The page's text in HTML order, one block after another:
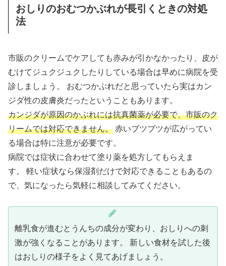
おしりのおむつかぶれが長引くときの対処
法
市販のクリームでケアしても赤みが引かなかったり、皮が
むけてジュクジュクしたりしている場合は早めに病院を受
診しましょう。 おむつかぶれだと思っていたら実はカン
ジダ性の皮膚炎だったということもあります。
カンジダが原因のかぶれには抗真菌薬が必要で、市販のク
リームでは対応できません。赤いブツブツが広がってい
る場合は特に注意が必要です。
病院では症状に合わせて塗り薬を処方してもらえま
す。 軽い症状なら保湿剤だけで対応できることもあるの
で、気になったら気軽に相談してみてください。
離乳食が進むとうんちの成分が変わり、おしりへの刺
激が強くなることがあります。 新しい食材を試した後
はおしりの様子をよく見てあげましょう。